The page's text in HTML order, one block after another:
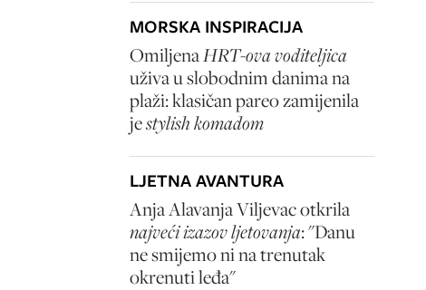
MORSKA INSPIRACIJA
OmiljenaHRT-ova voditeljica
uživa u slobodnim danima na
plaži: klasičan pareo zamijenila
jestylish komadom
LJETNA AVANTURA
Anja Alavanja Viljevac otkrila
najveći izazov ljetovanja: "Danu
ne smijemo ni na trenutak
okrenuti leđa"